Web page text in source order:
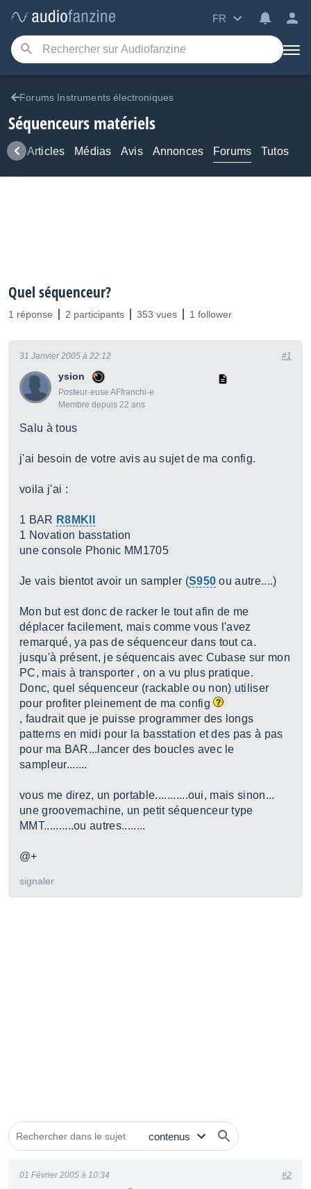
FR
Forums Instruments électroniques
Séquenceurs matériels
Articles Médias Avis Annonces Forums Tutos
Quel séquenceur?
1 réponse 2 participants 353 vues 1 follower
ysion
Posteur·euse AFfranchi·e
Membre depuis 22 ans
31 Janvier 2005 à 22:12 #1
Salu à tous
j'ai besoin de votre avis au sujet de ma config.
voila j'ai :
1 BAR R8MKII
1 Novation basstation
une console Phonic MM1705
Je vais bientot avoir un sampler (S950 ou autre....)
Mon but est donc de racker le tout afin de me
déplacer facilement, mais comme vous l'avez
remarqué, ya pas de séquenceur dans tout ca.
jusqu'à présent, je séquencais avec Cubase sur mon
PC, mais à transporter , on a vu plus pratique.
Donc, quel séquenceur (rackable ou non) utiliser
pour profiter pleinement de ma config
, faudrait que je puisse programmer des longs
patterns en midi pour la basstation et des pas à pas
pour ma BAR...lancer des boucles avec le
sampleur.......
vous me direz, un portable...........oui, mais sinon...
une groovemachine, un petit séquenceur type
MMT..........ou autres........
@+
signaler
01 Février 2005 à 10:34 #2